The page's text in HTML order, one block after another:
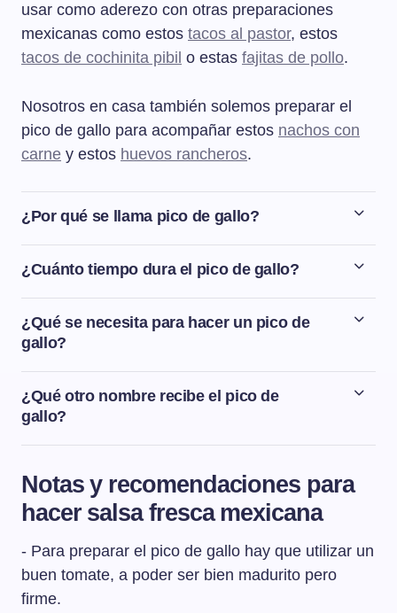
usar como aderezo con otras preparaciones
mexicanas como estos tacos al pastor, estos
tacos de cochinita pibil o estas fajitas de pollo.
Nosotros en casa también solemos preparar el
pico de gallo para acompañar estos nachos con
carne y estos huevos rancheros.
¿Por qué se llama pico de gallo?
El origen del nombre "pico de gallo" no está realmente
claro y existen varias versiones al respecto. Vamos a
Cocina, y que hace referencia a que esta salsa era la
comida con la que se alimentaba a las aves de corral.
¿Cuánto tiempo dura el pico de gallo?
La salsa pico de gallo es preferible consumirla en el
momento de su preparación, para apreciar todo su sabor
y textura. Pero si nos ha sobrado y queremos guardarla,
¿Qué se necesita para hacer un pico de
gallo?
Para hacer la salsa pico de gallo necesitamos tomate,
cebolla roja, chile jalapeño, cilantro fresco, zumo de
lima, pimienta negra molida y sal. Es una salsa súper
cuadraditos pequeños, aliñar y listo para comer.
¿Qué otro nombre recibe el pico de
gallo?
A esta salsa típica mexicana se le conoce también con
tiene), salsa cruda, salsa picada, salsa mexicana, salsa
suave y salsa fresca.
Notas y recomendaciones para
hacer salsa fresca mexicana
- Para preparar el pico de gallo hay que utilizar un
buen tomate, a poder ser bien madurito pero
firme.